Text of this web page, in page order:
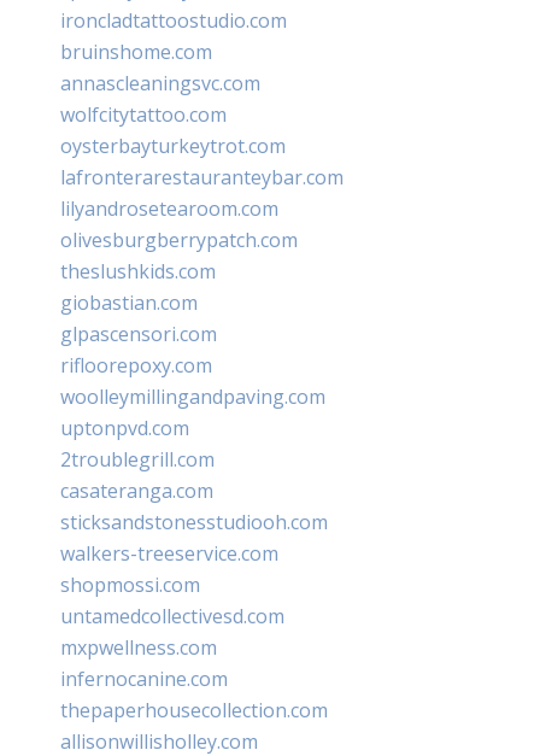
ironcladtattoostudio.com
bruinshome.com
annascleaningsvc.com
wolfcitytattoo.com
oysterbayturkeytrot.com
lafronterarestauranteybar.com
lilyandrosetearoom.com
olivesburgberrypatch.com
theslushkids.com
giobastian.com
glpascensori.com
rifloorepoxy.com
woolleymillingandpaving.com
uptonpvd.com
2troublegrill.com
casateranga.com
sticksandstonesstudiooh.com
walkers-treeservice.com
shopmossi.com
untamedcollectivesd.com
mxpwellness.com
infernocanine.com
thepaperhousecollection.com
allisonwillisholley.com